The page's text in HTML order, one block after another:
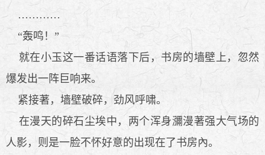
…………
“轰鸣！”
就在小玉这一番话语落下后，书房的墙壁上，忽然
爆发出一阵巨响来。
紧接著，墙壁破碎，劲风呼啸。
在漫天的碎石尘埃中，两个浑身瀰漫著强大气场的
人影，则是一脸不怀好意的出现在了书房內。